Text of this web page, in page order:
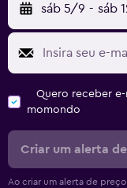
sáb 5/9 - sáb
Quero receber
momondo
Criar um alerta
Ao criar um alerta de